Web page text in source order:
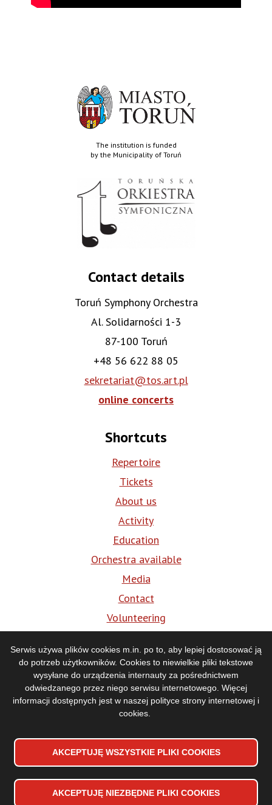
Serwis używa plików cookies m.in. po to, aby lepiej dostosować ją
do potrzeb użytkowników. Cookies to niewielkie pliki tekstowe
wysyłane do urządzenia internauty za pośrednictwem
odwiedzanego przez niego serwisu internetowego. Więcej
informacji dostępnych jest w naszej polityce strony internetowej i
cookies
AKCEPTUJĘ WSZYSTKIE PLIKI COOKIES
AKCEPTUJĘ NIEZBĘDNE PLIKI COOKIES
WYCOFAJ ZGODĘ NA PLIKI COOKIES
The institution is funded
by the Municipality of Toruń
Contact details
Toruń Symphony Orchestra
Al. Solidarności 1-3
87-100 Toruń
+48 56 622 88 05
sekretariat@tos.art.pl
online concerts
Shortcuts
Repertoire
Tickets
About us
Activity
Education
Orchestra available
Media
Contact
Volunteering
Media
Accessibility declaration